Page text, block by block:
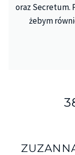
oraz Secretum.
żebym